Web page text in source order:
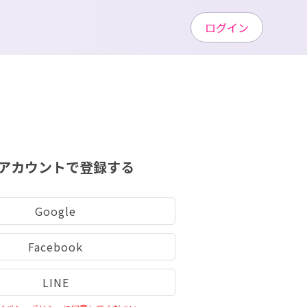
カウントで登録する
Google
Facebook
LINE
ログイン